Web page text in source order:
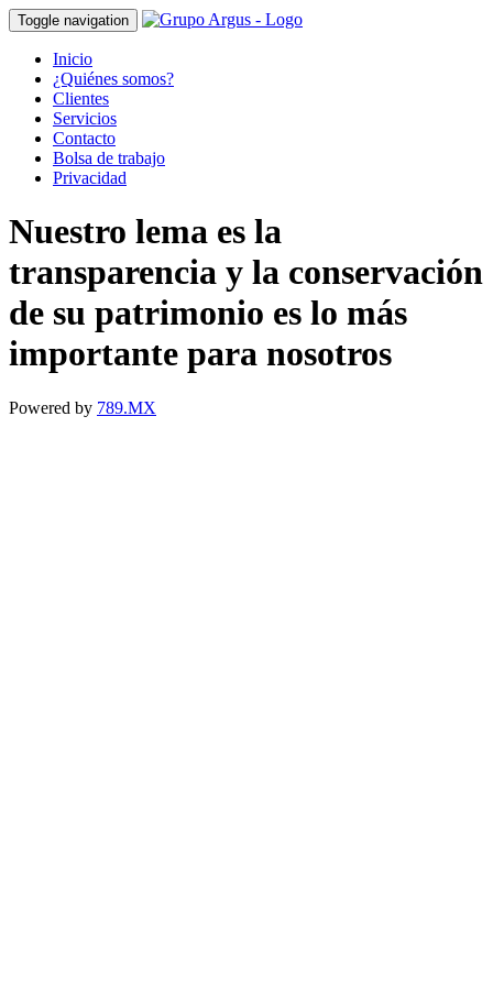
Toggle navigation
Inicio
¿Quiénes somos?
Clientes
Servicios
Contacto
Bolsa de trabajo
Privacidad
Nuestro lema es la
transparencia y la conservación
de su patrimonio es lo más
importante para nosotros
Powered by 789.MX